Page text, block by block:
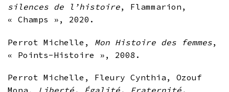
silences de l’histoire, Flammarion,
« Champs », 2020.
Perrot Michelle, Mon Histoire des femmes,
« Points-Histoire », 2008.
Perrot Michelle, Fleury Cynthia, Ozouf
Mona, Liberté, Égalité, Fraternité,